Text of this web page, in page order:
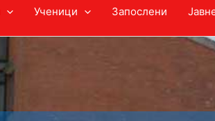
Ученици Запослени